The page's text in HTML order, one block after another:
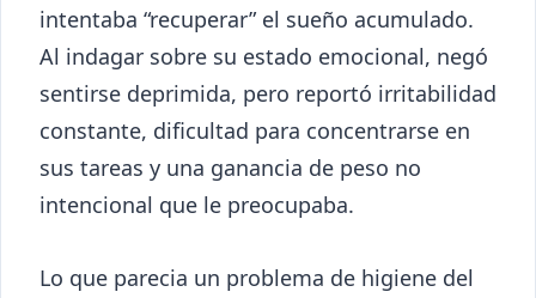
intentaba “recuperar” el sueño acumulado.
Al indagar sobre su estado emocional, negó
sentirse deprimida, pero reportó irritabilidad
constante, dificultad para concentrarse en
sus tareas y una ganancia de peso no
intencional que le preocupaba.
Lo que parecia un problema de higiene del